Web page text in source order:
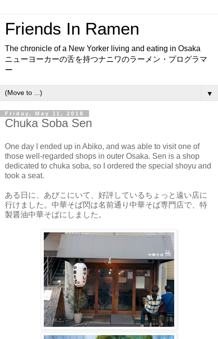
Friends In Ramen
The chronicle of a New Yorker living and eating in Osaka
ニューヨーカーの舌を持つナニワのラーメン・プログラマ
ー
▼
Friday, May 11, 2018
Chuka Soba Sen
One day I ended up in Abiko, and was able to visit one of
those well-regarded shops in outer Osaka. Sen is a shop
dedicated to chuka soba, so I ordered the special shoyu and
took a seat.
ある日に、あびこにいて、好評しているちょっと遠い店に
行けました。中華そば閃は名前通り中華そば専門店で、特
製醤油中華そばにしました。